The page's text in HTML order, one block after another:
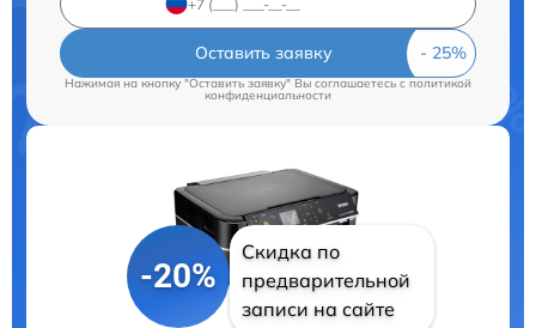
Оставить заявку
Нажимая на кнопку "Оставить заявку" Вы соглашаетесь cполитикой
конфиденциальности
-20%
Скидка по
предварительной
записи на сайте